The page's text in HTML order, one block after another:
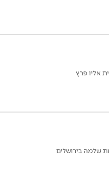
אליו פרץ
שלמה בירושלים